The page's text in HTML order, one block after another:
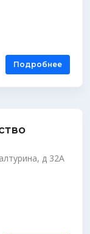
Подробнее
д 32А